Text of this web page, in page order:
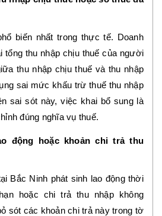
biến nhất trong thực tế. Doanh
tổng thu nhập chịu thuế của người
thu nhập chịu thuế và thu nhập
sai mức khấu trừ thuế thu nhập
sai sót này, việc khai bổ sung là
đúng nghĩa vụ thuế.
động hoặc khoản chi trả thu
Bắc Ninh phát sinh lao động thời
hoặc chi trả thu nhập không
sót các khoản chi trả này trong tờ